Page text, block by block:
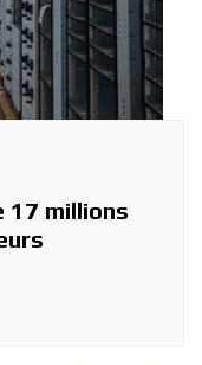
17 millions